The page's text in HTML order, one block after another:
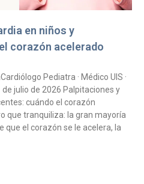
en niños y
corazón acelerado
Pediatra · Médico UIS ·
julio de 2026 Palpitaciones y
cuándo el corazón
que tranquiliza: la gran mayoría
que el corazón se le acelera, la